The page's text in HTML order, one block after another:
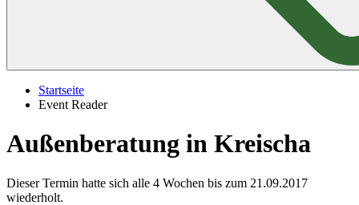
Startseite
Event Reader
Außenberatung in Kreischa
Dieser Termin hatte sich alle 4 Wochen bis zum 21.09.2017
wiederholt.